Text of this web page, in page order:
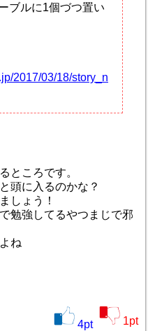
ブルに1個づつ置い
2017/03/18/story_n
ところです。
頭に入るのかな？
しょう！
勉強してるやつまじで邪
ね
4pt 1pt